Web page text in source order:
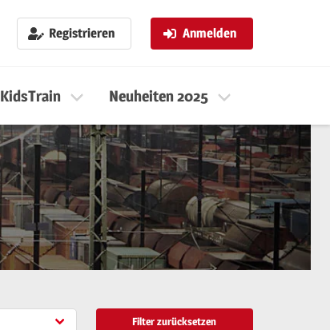
Registrieren Anmelden
KidsTrain Neuheiten 2025
Filter zurücksetzen